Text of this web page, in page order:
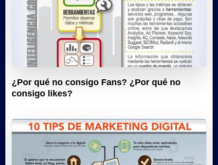
¿Por qué no consigo Fans? ¿Por qué no
consigo likes?